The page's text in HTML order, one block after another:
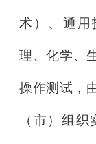
术）、通用
理、化学、
操作测试，
（市）组